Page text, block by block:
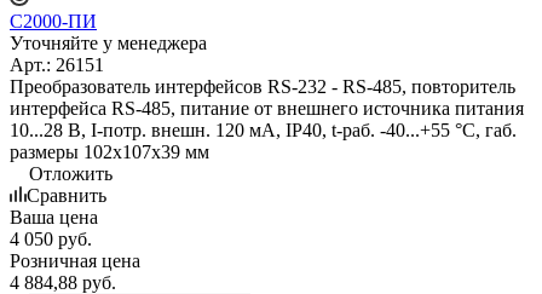
С2000-ПИ
Уточняйте у менеджера
Арт.: 26151
Преобразователь интерфейсов RS-232 - RS-485, повторитель
интерфейса RS-485, питание от внешнего источника питания
10...28 В, I-потр. внешн. 120 мА, IP40, t-раб. -40...+55 °С, габ.
размеры 102х107х39 мм
Отложить
Сравнить
Ваша цена
4 050 руб.
Розничная цена
4 884,88 руб.